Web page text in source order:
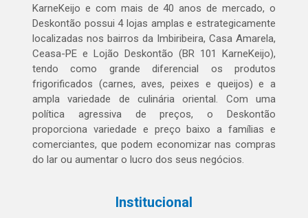
KarneKeijo e com mais de 40 anos de mercado, o
Deskontão possui 4 lojas amplas e estrategicamente
localizadas nos bairros da Imbiribeira, Casa Amarela,
Ceasa-PE e Lojão Deskontão (BR 101 KarneKeijo),
tendo como grande diferencial os produtos
frigorificados (carnes, aves, peixes e queijos) e a
ampla variedade de culinária oriental. Com uma
política agressiva de preços, o Deskontão
proporciona variedade e preço baixo a famílias e
comerciantes, que podem economizar nas compras
do lar ou aumentar o lucro dos seus negócios.
Institucional